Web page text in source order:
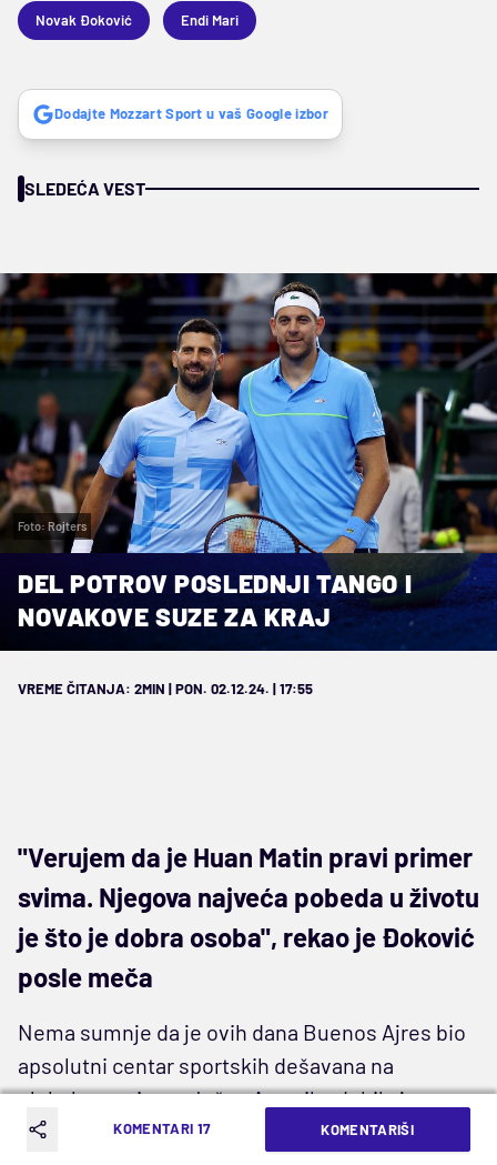
Novak Đoković Endi Mari
Dodajte Mozzart Sport u vaš Google izbor
SLEDEĆA VEST
Foto: Rojters
DEL POTROV POSLEDNJI TANGO I
NOVAKOVE SUZE ZA KRAJ
VREME ČITANJA: 2MIN | PON. 02.12.24. | 17:55
"Verujem da je Huan Matin pravi primer
svima. Njegova najveća pobeda u životu
je što je dobra osoba", rekao je Đoković
posle meča
Nema sumnje da je ovih dana Buenos Ajres bio
apsolutni centar sportskih dešavana na
globalnom nivou. Južna Amerika dobila je
novog osvajača trofeja Libertadoresa jer je
KOMENTARI 17 KOMENTARIŠI